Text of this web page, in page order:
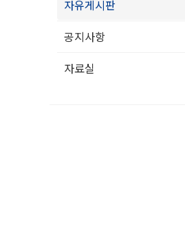
자유게시판
공지사항
자료실